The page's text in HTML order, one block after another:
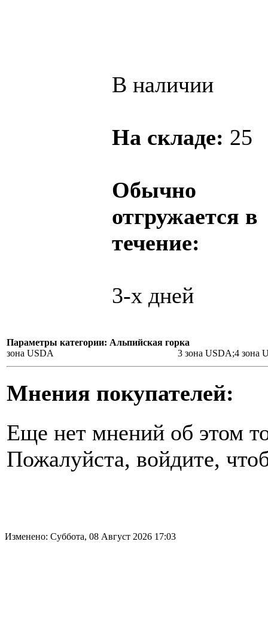
В наличии
На складе: 25
Обычно
отгружается в
течение:
3-х дней
Параметры категории: Альпийская горка
зона USDA
3 зона USDA;4 зона
Мнения покупателей:
Еще нет мнений об этом
Пожалуйста, войдите,
Изменено: Суббота, 08 Август 2026 17:03